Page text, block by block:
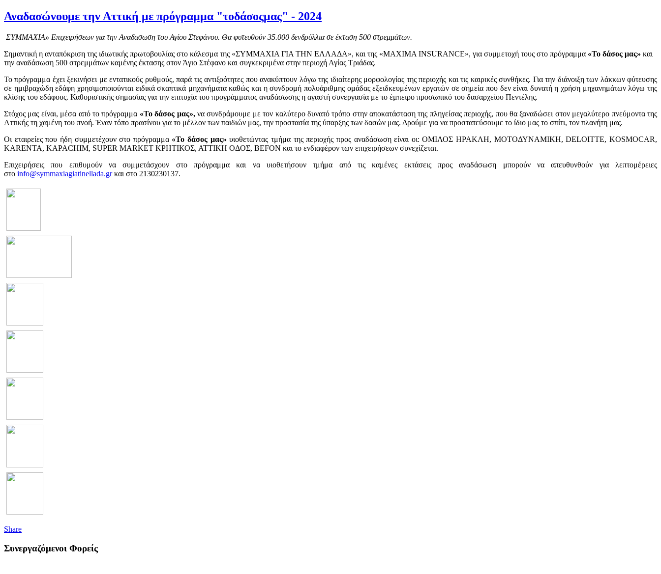
Αναδασώνουμε την Αττική με πρόγραμμα "τοδάσοςμας" - 2024
ΣΥΜΜΑΧΙΑ» Επιχειρήσεων για την Αναδασωση του Αγίου Στεφάνου. Θα φυτευθούν 35.000 δενδρύλλια σε έκταση 500 στρεμμάτων.
Σημαντική η ανταπόκριση της ιδιωτικής πρωτοβουλίας στο κάλεσμα της «ΣΥΜΜΑΧΙΑ ΓΙΑ ΤΗΝ ΕΛΛΑΔΑ», και της «ΜΑΧΙΜΑ INSURANCE», για συμμετοχή τους στο πρόγραμμα «Το δάσος μας» και
την αναδάσωση 500 στρεμμάτων καμένης έκτασης στον Άγιο Στέφανο και συγκεκριμένα στην περιοχή Αγίας Τριάδας.
Το πρόγραμμα έχει ξεκινήσει με εντατικούς ρυθμούς, παρά τις αντιξοότητες που ανακύπτουν λόγω της ιδιαίτερης μορφολογίας της περιοχής και τις καιρικές συνθήκες. Για την διάνοιξη των λάκκων φύτευσης
σε ημιβραχώδη εδάφη χρησιμοποιούνται ειδικά σκαπτικά μηχανήματα καθώς και η συνδρομή πολυάριθμης ομάδας εξειδκευμένων εργατών σε σημεία που δεν είναι δυνατή η χρήση μηχανημάτων λόγω της
κλίσης του εδάφους. Καθοριστικής σημασίας για την επιτυχία του προγράμματος αναδάσωσης η αγαστή συνεργασία με το έμπειρο προσωπικό του δασαρχείου Πεντέλης.
Στόχος μας είναι, μέσα από το πρόγραμμα «Το δάσος μας», να συνδράμουμε με τον καλύτερο δυνατό τρόπο στην αποκατάσταση της πληγείσας περιοχής, που θα ξαναδώσει στον μεγαλύτερο πνεύμοντα της
Αττικής τη χαμένη του πνοή. Έναν τόπο πρασίνου για το μέλλον των παιδιών μας, την προστασία της ύπαρξης των δασών μας. Δρούμε για να προστατεύσουμε το ίδιο μας το σπίτι, τον πλανήτη μας.
Οι εταιρείες που ήδη συμμετέχουν στο πρόγραμμα«Το δάσος μας» υιοθετώντας τμήμα της περιοχής προς αναδάσωση είναι οι: ΟΜΙΛΟΣ ΗΡΑΚΛΗ, ΜΟΤΟΔΥΝΑΜΙΚΗ, DELOITTE, KOSMOCAR,
KARENTA, KAPACHIM, SUPER MARKET ΚΡΗΤΙΚΟΣ, ΑΤΤΙΚΗ ΟΔΟΣ, BEFON και το ενδιαφέρον των επιχειρήσεων συνεχίζεται.
Επιχειρήσεις που επιθυμούν να συμμετάσχουν στο πρόγραμμα και να υιοθετήσουν τμήμα από τις καμένες εκτάσεις προς αναδάσωση μπορούν να απευθυνθούν για λεπτομέρειες
στο info@symmaxiagiatinellada.grκαι στο 2130230137.
Share
Συνεργαζόμενοι Φορείς